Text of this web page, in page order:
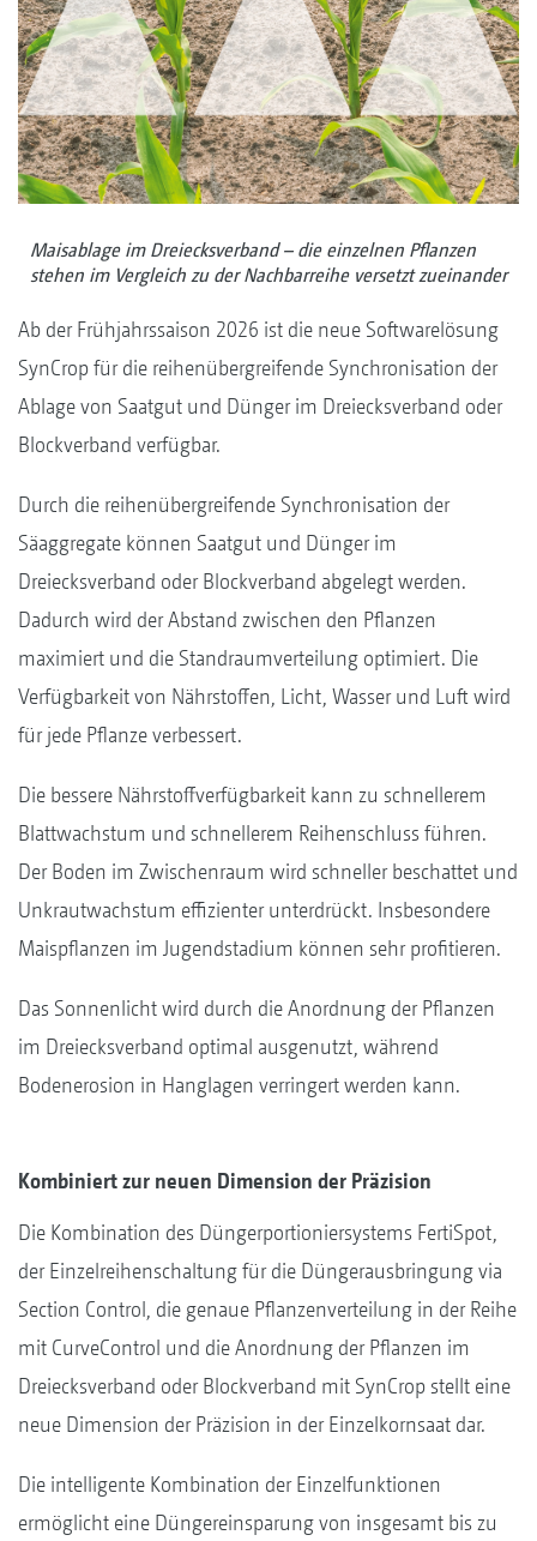
Maisablage im Dreiecksverband – die einzelnen Pflanzen
stehen im Vergleich zu der Nachbarreihe versetzt zueinander
Ab der Frühjahrssaison 2026 ist die neue Softwarelösung
SynCrop für die reihenübergreifende Synchronisation der
Ablage von Saatgut und Dünger im Dreiecksverband oder
Blockverband verfügbar.
Durch die reihenübergreifende Synchronisation der
Säaggregate können Saatgut und Dünger im
Dreiecksverband oder Blockverband abgelegt werden.
Dadurch wird der Abstand zwischen den Pflanzen
maximiert und die Standraumverteilung optimiert. Die
Verfügbarkeit von Nährstoffen, Licht, Wasser und Luft wird
für jede Pflanze verbessert.
Die bessere Nährstoffverfügbarkeit kann zu schnellerem
Blattwachstum und schnellerem Reihenschluss führen.
Der Boden im Zwischenraum wird schneller beschattet und
Unkrautwachstum effizienter unterdrückt. Insbesondere
Maispflanzen im Jugendstadium können sehr profitieren.
Das Sonnenlicht wird durch die Anordnung der Pflanzen
im Dreiecksverband optimal ausgenutzt, während
Bodenerosion in Hanglagen verringert werden kann.
Kombiniert zur neuen Dimension der Präzision
Die Kombination des Düngerportioniersystems FertiSpot,
der Einzelreihenschaltung für die Düngerausbringung via
Section Control, die genaue Pflanzenverteilung in der Reihe
mit CurveControl und die Anordnung der Pflanzen im
Dreiecksverband oder Blockverband mit SynCrop stellt eine
neue Dimension der Präzision in der Einzelkornsaat dar.
Die intelligente Kombination der Einzelfunktionen
ermöglicht eine Düngereinsparung von insgesamt bis zu